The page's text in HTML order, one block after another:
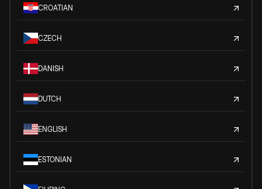
CROATIAN
CZECH
DANISH
DUTCH
ENGLISH
ESTONIAN